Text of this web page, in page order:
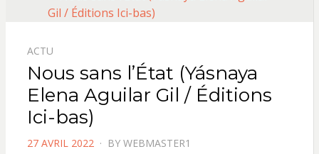
ACTU
Nous sans l’État (Yásnaya
Elena Aguilar Gil / Éditions
Ici-bas)
POSTED
27 AVRIL 2022 BY WEBMASTER1